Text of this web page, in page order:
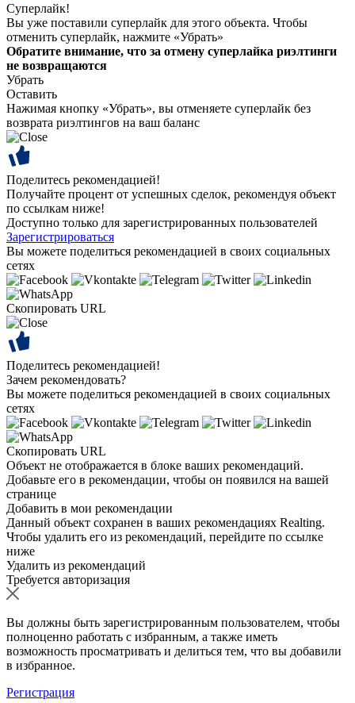
Суперлайк!
Вы уже поставили суперлайк для этого объекта. Чтобы
отменить суперлайк, нажмите «Убрать»
Обратите внимание, что за отмену суперлайка риэлтинги
не возвращаются
Убрать
Оставить
Нажимая кнопку «Убрать», вы отменяете суперлайк без
возврата риэлтингов на ваш баланс
Поделитесь рекомендацией!
Получайте процент от успешных сделок, рекомендуя объект
по ссылкам ниже!
Доступно только для зарегистрированных пользователей
Зарегистрироваться
Вы можете поделиться рекомендацией в своих социальных
сетях
Скопировать URL
Поделитесь рекомендацией!
Зачем рекомендовать?
Вы можете поделиться рекомендацией в своих социальных
сетях
Скопировать URL
Объект не отображается в блоке ваших рекомендаций.
Добавьте его в рекомендации, чтобы он появился на вашей
странице
Добавить в мои рекомендации
Данный объект сохранен в ваших рекомендациях Realting.
Чтобы удалить его из рекомендаций, перейдите по ссылке
ниже
Удалить из рекомендаций
Требуется авторизация
Вы должны быть зарегистрированным пользователем, чтобы
полноценно работать с избранным, а также иметь
возможность просматривать и делиться тем, что вы добавили
в избранное.
Регистрация